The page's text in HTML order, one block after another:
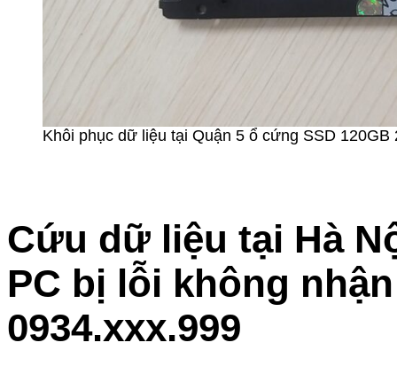
Khôi phục dữ liệu tại Quận 5 ổ cứng SSD 120GB
Cứu dữ liệu tại Hà
PC bị lỗi không
0934.xxx.999